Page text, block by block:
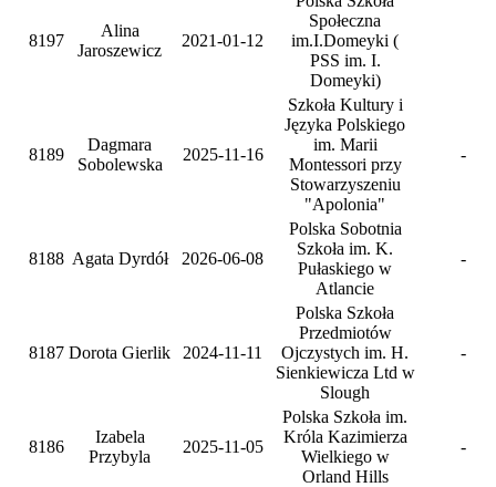
8197
Alina
Jaroszewicz
2021-01-12
Społeczna
im.I.Domeyki (
PSS im. I.
Domeyki)
8189
Dagmara
Sobolewska
2025-11-16
Szkoła Kultury i
Języka Polskiego
im. Marii
Montessori przy
Stowarzyszeniu
"Apolonia"
-
8188 Agata Dyrdół 2026-06-08
Polska Sobotnia
Szkoła im. K.
Pułaskiego w
Atlancie
-
8187 Dorota Gierlik 2024-11-11
Polska Szkoła
Przedmiotów
Ojczystych im. H.
Sienkiewicza Ltd w
Slough
-
8186
Izabela
Przybyla
2025-11-05
Polska Szkoła im.
Króla Kazimierza
Wielkiego w
Orland Hills
-